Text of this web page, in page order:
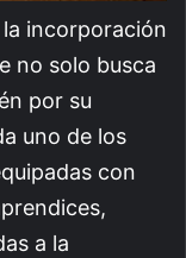
incorporación
no solo busca
por su
uno de los
con
a la